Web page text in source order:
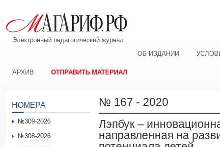
Электронный педагогический журнал
ОБ ИЗДАНИИ
АРХИВ ОТПРАВИТЬ МАТЕРИАЛ
№ 167 - 2020
Лэпбук –
направленная на
НОМЕРА
№309-2026
№308-2026